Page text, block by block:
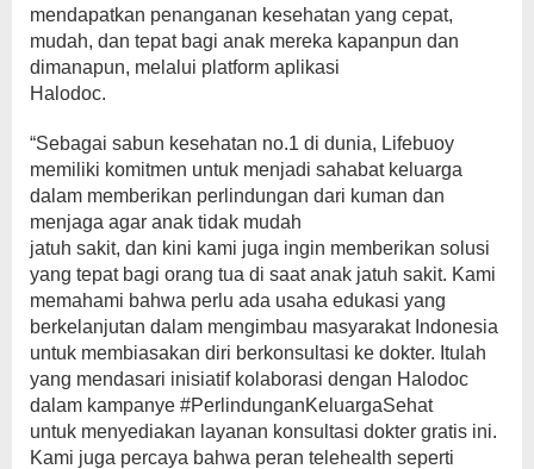
mendapatkan penanganan kesehatan yang cepat,
mudah, dan tepat bagi anak mereka kapanpun dan
dimanapun, melalui platform aplikasi
Halodoc.
“Sebagai sabun kesehatan no.1 di dunia, Lifebuoy
memiliki komitmen untuk menjadi sahabat keluarga
dalam memberikan perlindungan dari kuman dan
menjaga agar anak tidak mudah
jatuh sakit, dan kini kami juga ingin memberikan solusi
yang tepat bagi orang tua di saat anak jatuh sakit. Kami
memahami bahwa perlu ada usaha edukasi yang
berkelanjutan dalam mengimbau masyarakat Indonesia
untuk membiasakan diri berkonsultasi ke dokter. Itulah
yang mendasari inisiatif kolaborasi dengan Halodoc
dalam kampanye #PerlindunganKeluargaSehat
untuk menyediakan layanan konsultasi dokter gratis ini.
Kami juga percaya bahwa peran telehealth seperti